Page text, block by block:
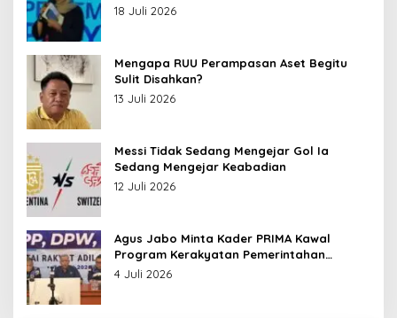
18 Juli 2026
Mengapa RUU Perampasan Aset Begitu
Sulit Disahkan?
13 Juli 2026
Messi Tidak Sedang Mengejar Gol Ia
Sedang Mengejar Keabadian
12 Juli 2026
Agus Jabo Minta Kader PRIMA Kawal
Program Kerakyatan Pemerintahan
Prabowo
4 Juli 2026